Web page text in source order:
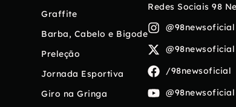
Graffite
Barba, Cabelo e Bigode
Preleção
Jornada Esportiva
Giro na Gringa
Redes Sociais 98
@98newsoficial
@98newsoficial
/98newsoficial
@98newsoficial